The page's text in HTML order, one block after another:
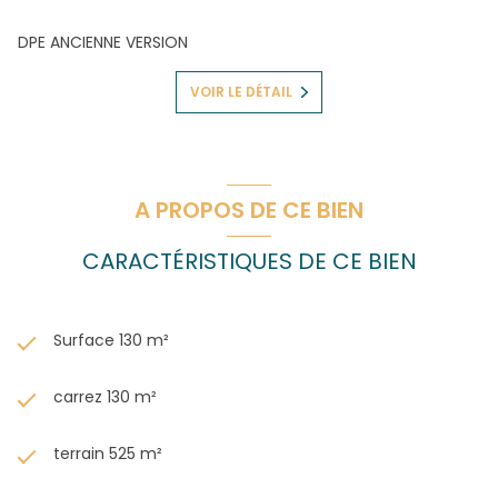
DPE ANCIENNE VERSION
VOIR LE DÉTAIL
A PROPOS DE CE BIEN
CARACTÉRISTIQUES DE CE BIEN
Surface 130 m²
carrez 130 m²
terrain 525 m²